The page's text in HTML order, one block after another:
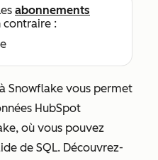
abonnements
contraire :
Snowflake vous permet
HubSpot
où vous pouvez
de SQL. Découvrez-